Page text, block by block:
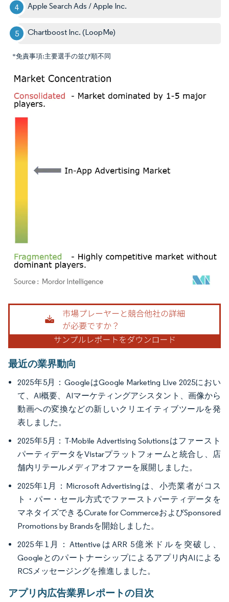
Apple Search Ads / Apple Inc.
Chartboost Inc. (LoopMe)
*免責事項:主要選手の並び順不同
画像 © Mordor Intelligence。再利用にはCC BY 4.0の表示が必要です。
最近の業界動向
2025年5月：GoogleはGoogle Marketing Live 2025におい
て、AI概要、AIマーケティングアシスタント、画像から
動画への変換などの新しいクリエイティブツールを発
表しました。
2025年5月：T-Mobile Advertising Solutionsはファースト
パーティデータをVistarプラットフォームと統合し、店
舗内リテールメディアオファーを展開しました。
2025年1月：Microsoft Advertisingは、小売業者がコス
ト・パー・セール方式でファーストパーティデータを
マネタイズできるCurate for CommerceおよびSponsored
Promotions by Brandsを開始しました。
2025年1月：AttentiveはARR 5億米ドルを突破し、
Googleとのパートナーシップによるアプリ内AIによる
RCSメッセージングを推進しました。
アプリ内広告業界レポートの目次